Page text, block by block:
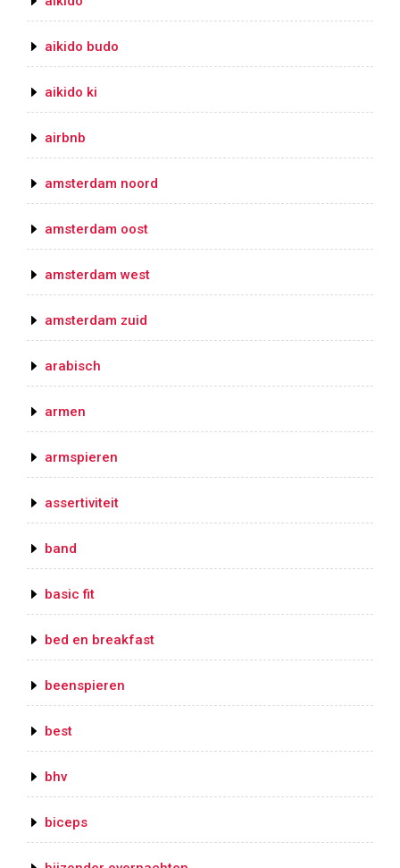
aikido budo
aikido ki
airbnb
amsterdam noord
amsterdam oost
amsterdam west
amsterdam zuid
arabisch
armen
armspieren
assertiviteit
band
basic fit
bed en breakfast
beenspieren
best
bhv
biceps